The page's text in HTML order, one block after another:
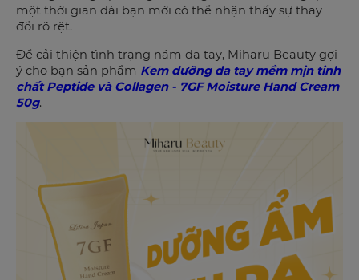
một thời gian dài bạn mới có thể nhận thấy sự thay
đổi rõ rệt.
Để cải thiện tình trạng nám da tay, Miharu Beauty gợi
ý cho bạn sản phẩm Kem dưỡng da tay mềm mịn tinh
chất Peptide và Collagen - 7GF Moisture Hand Cream
50g.